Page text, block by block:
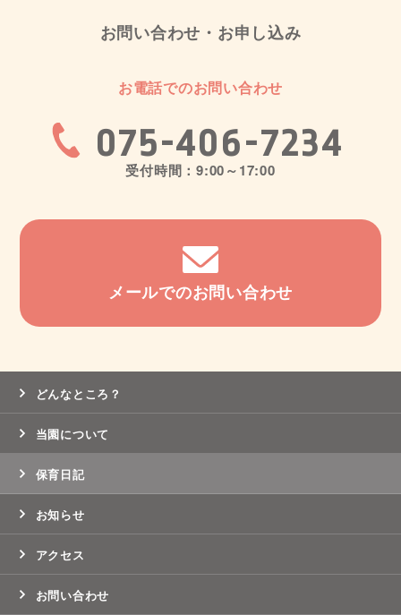
お問い合わせ・お申し込み
お電話でのお問い合わせ
075-406-7234
受付時間：9:00～17:00
メールでのお問い合わせ
どんなところ？
当園について
保育日記
お知らせ
アクセス
お問い合わせ